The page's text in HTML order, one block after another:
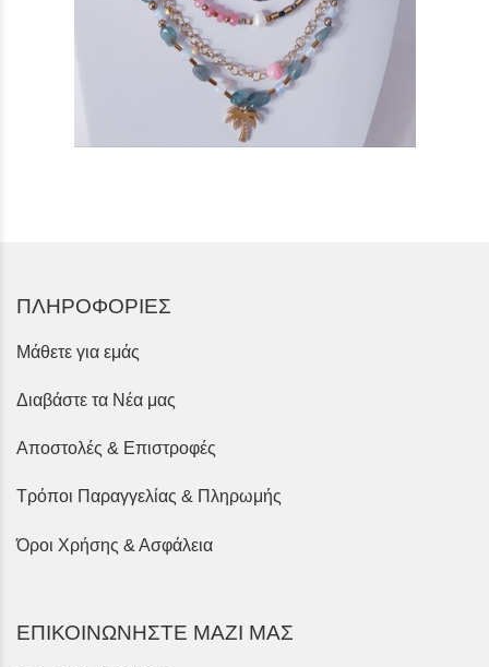
ΠΛΗΡΟΦΟΡΙΕΣ
Μάθετε για εμάς
Διαβάστε τα Νέα μας
Αποστολές & Επιστροφές
Τρόποι Παραγγελίας & Πληρωμής
Όροι Χρήσης & Ασφάλεια
ΕΠΙΚΟΙΝΩΝΗΣΤΕ ΜΑΖΙ ΜΑΣ